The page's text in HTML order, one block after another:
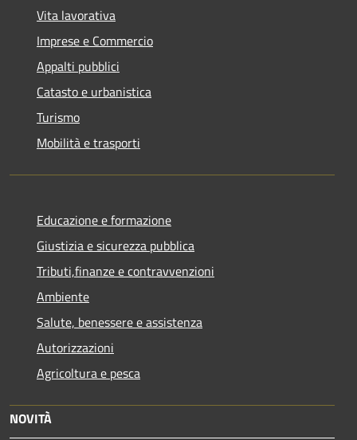
Vita lavorativa
Imprese e Commercio
Appalti pubblici
Catasto e urbanistica
Turismo
Mobilità e trasporti
Educazione e formazione
Giustizia e sicurezza pubblica
Tributi,finanze e contravvenzioni
Ambiente
Salute, benessere e assistenza
Autorizzazioni
Agricoltura e pesca
NOVITÀ